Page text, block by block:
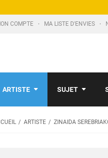
COMPTE MA LISTE D'ENVIES
ARTISTE SUJET
ARTISTE ZINAIDA